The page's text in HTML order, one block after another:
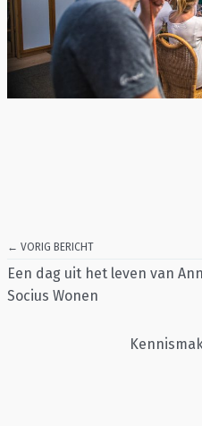
← VORIG BERICHT
Een dag uit het leven van
Socius Wonen